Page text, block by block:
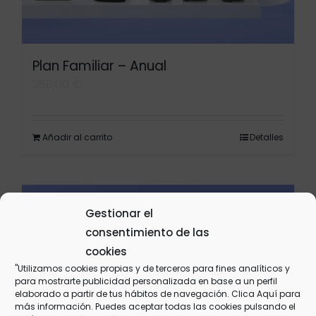
Gestionar el
consentimiento de las
cookies
"Utilizamos cookies propias y de terceros para fines analíticos y
para mostrarte publicidad personalizada en base a un perfil
elaborado a partir de tus hábitos de navegación. Clica Aquípara
más información. Puedes aceptar todas las cookies pulsando el
Plan Familiar – Anual
Añadir al carrito Detalles